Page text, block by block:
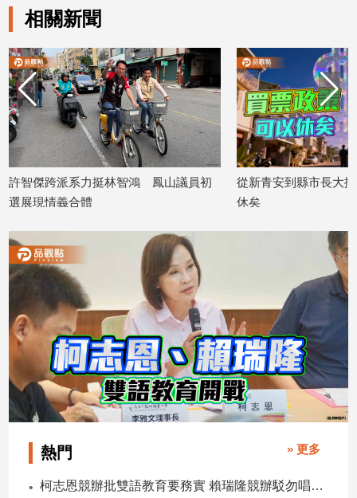
建
築/
室
內
設
計
遊/
美
食
座/
命
理
費
健
康/
親
子/
情
藝
文
相關新聞
挺林智鴻 鳳山議員初
從新青安到縣市長大撒幣 買票政策可
熱門 » 更多
柯志恩競辦批雙語教育要務實 賴瑞隆競辦駁勿唱衰高雄